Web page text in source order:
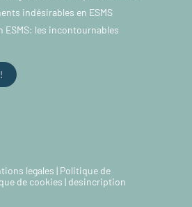
indésirables en ESMS
ESMS: les incontournables
legales | Politique de
de cookies | desincription